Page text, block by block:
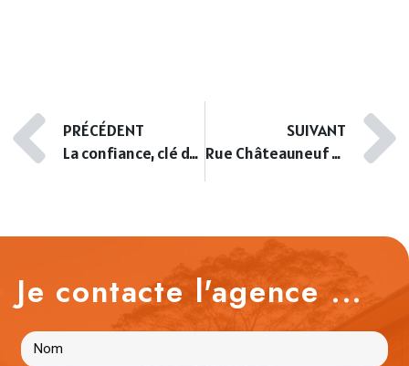
PRÉCÉDENT
La confiance, clé du succès immobilier
SUIVANT
Rue Châteauneuf à Nice : une adresse qui mérite d’être redécouverte
Je contacte l'agence ...